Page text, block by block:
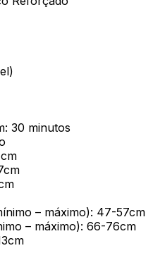
30 minutos
– máximo): 47-57cm
– máximo): 66-76cm